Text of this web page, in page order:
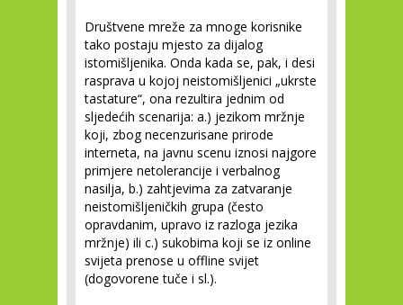
Društvene mreže za mnoge korisnike
tako postaju mjesto za dijalog
istomišljenika. Onda kada se, pak, i desi
rasprava u kojoj neistomišljenici „ukrste
tastature“, ona rezultira jednim od
sljedećih scenarija: a.) jezikom mržnje
koji, zbog necenzurisane prirode
interneta, na javnu scenu iznosi najgore
primjere netolerancije i verbalnog
nasilja, b.) zahtjevima za zatvaranje
neistomišljeničkih grupa (često
opravdanim, upravo iz razloga jezika
mržnje) ili c.) sukobima koji se iz online
svijeta prenose u offline svijet
(dogovorene tuče i sl.).